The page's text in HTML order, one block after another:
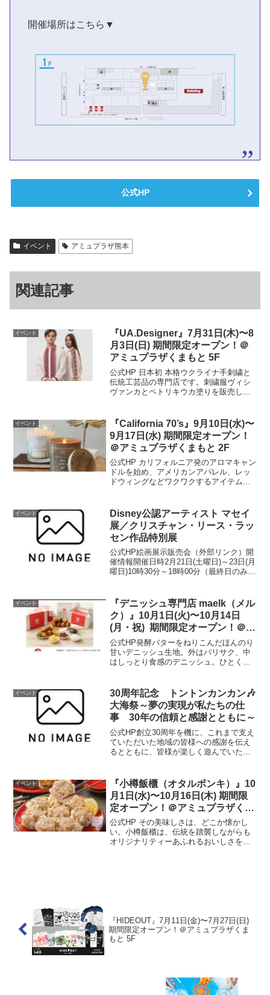
開催場所はこちら▼
公式HP
イベント アミュプラザ熊本
関連記事
イベント
『UA.Designer』7月31日(木)〜8
月3日(日) 期間限定オープン！＠
アミュプラザくまもと 5F
公式HP 日本初 本格ウクライナ手刺繍と
伝統工芸品の専門店です。刺繍服ヴィシ
ヴァンカとペトリキウカ塗りを販売しま
を、ぜひ手に取ってご覧ください。開催
場所はこちら▼ 公...
イベント
『California 70’s』9月10日(水)〜
9月17日(水) 期間限定オープン！
＠アミュプラザくまもと 2F
公式HP カリフォルニア発のアロマキャン
ドルを始め、アメリカンアパレル、レッ
ドウィングなどワクワクするアイテム勢
イベント
Disney公認アーティスト マセイ
展／クリスチャン・リース・ラッ
セン作品特別展
公式HP絵画展示販売会（外部リンク）開
催情報開催日時2月21日(土曜日)～23日(月
曜日)10時30分～18時00分（最終日のみ
(株) Tel：03-5783-7...
イベント
『デニッシュ専門店 maelk（メル
ク）』10月1日(火)〜10月14日
(月・祝) 期間限定オープン！＠ア
ミュプラザくまもと 1F
公式HP発酵バターをねりこんだほんのり
甘いデニッシュ生地。外はパリサク、中
はしっとり食感のデニッシュ。ひとくち
ミュプラザくまもと 1F 南側エスカレー
ター横...
イベント
30周年記念 トントンカンカン🎶
大海祭～夢の実現が私たちの仕
事 30年の信頼と感謝とともに～
公式HP創立30周年を機に、これまで支え
ていただいた地域の皆様への感謝を伝え
るとともに、皆様が楽しく遊んでいただ
催日時7月12日(日曜日) 10時00分～16時
00分開...
イベント
『小樽飯櫃（オタルボンキ）』10
月1日(水)〜10月16日(木) 期間限
定オープン！＠アミュプラザくま
もと 1F
公式HP その美味しさは、どこか懐かし
い。小樽飯櫃は、伝統を踏襲しながらも
オリジナリティーあふれるおいしさを提
『HIDEOUT』7月11日(金)〜7月27日(日)
期間限定オープン！＠アミュプラザくま
もと 5F